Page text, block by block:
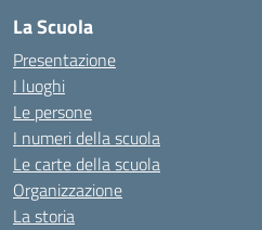
La Scuola
Presentazione
I luoghi
Le persone
I numeri della scuola
Le carte della scuola
Organizzazione
La storia